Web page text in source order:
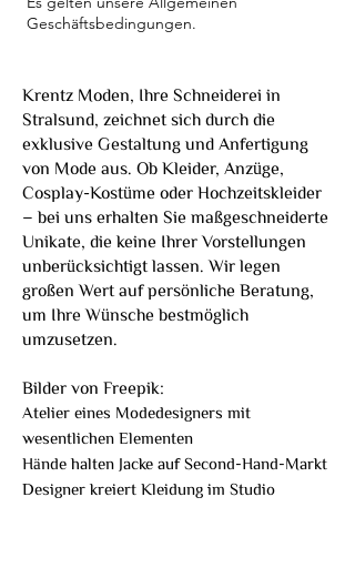
Geschäftsbedingungen.
Krentz Moden, Ihre Schneiderei in
Stralsund, zeichnet sich durch die
exklusive Gestaltung und Anfertigung
von Mode aus. Ob Kleider, Anzüge,
Cosplay-Kostüme oder Hochzeitskleider
– bei uns erhalten Sie maßgeschneiderte
Unikate, die keine Ihrer Vorstellungen
unberücksichtigt lassen. Wir legen
großen Wert auf persönliche Beratung,
um Ihre Wünsche bestmöglich
umzusetzen.
Bilder von Freepik:
Atelier eines Modedesigners mit
wesentlichen Elementen
Hände halten Jacke auf Second-Hand-Markt
Designer kreiert Kleidung im Studio